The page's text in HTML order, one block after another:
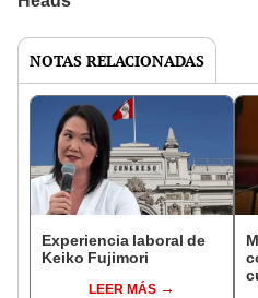
NOTAS RELACIONADAS
Experiencia laboral de
Keiko Fujimori
LEER MÁS